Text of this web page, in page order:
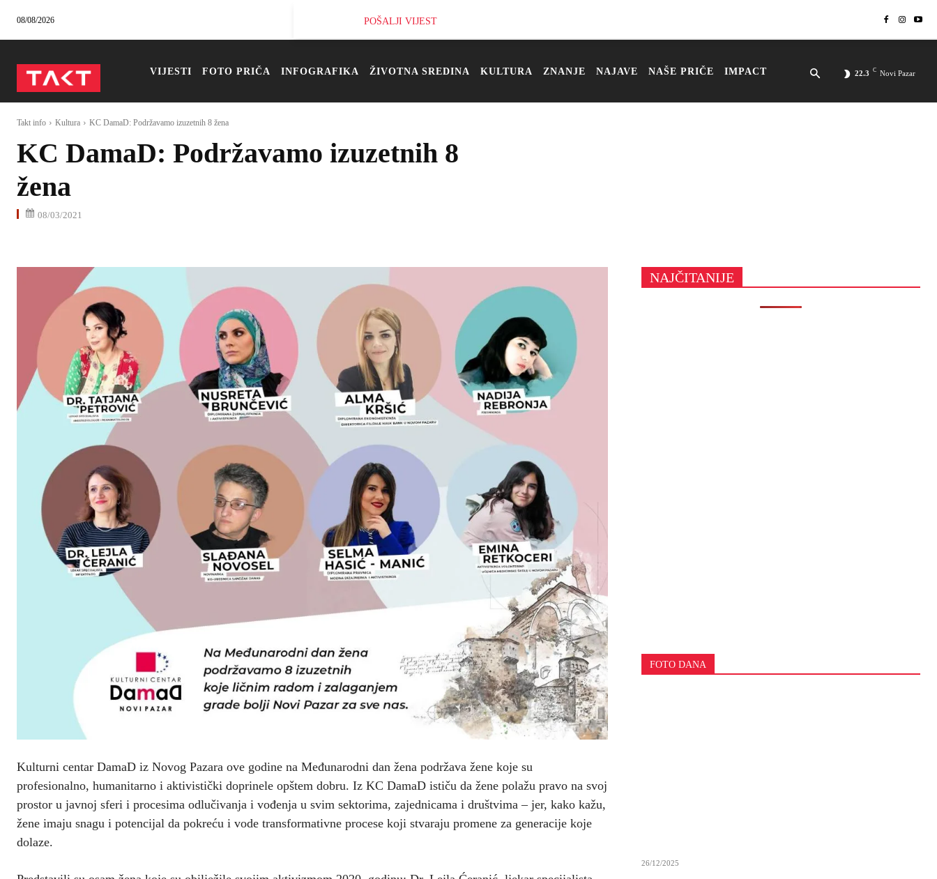
08/08/2026 POŠALJI VIJEST
VIJESTI FOTO PRIČA INFOGRAFIKA ŽIVOTNA SREDINA KULTURA ZNANJE NAJAVE NAŠE PRIČE IMPACT 22.3 C Novi Pazar
Takt info Kultura KC DamaD: Podržavamo izuzetnih 8 žena
KC DamaD: Podržavamo izuzetnih 8
žena
08/03/2021
Kulturni centar DamaD iz Novog Pazara ove godine na Međunarodni dan žena podržava žene koje su
profesionalno, humanitarno i aktivistički doprinele opštem dobru. Iz KC DamaD ističu da žene polažu pravo na svoj
prostor u javnoj sferi i procesima odlučivanja i vođenja u svim sektorima, zajednicama i društvima – jer, kako kažu,
žene imaju snagu i potencijal da pokreću i vode transformativne procese koji stvaraju promene za generacije koje
dolaze.
NAJČITANIJE
FOTO DANA
26/12/2025